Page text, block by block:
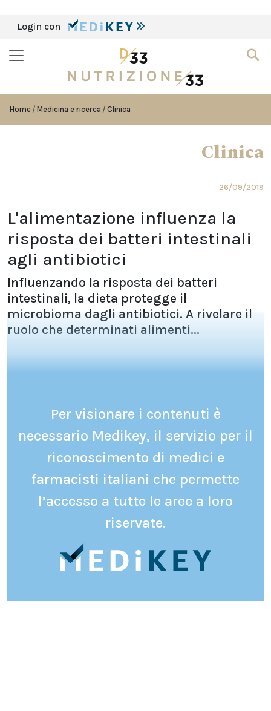
Login con
Home Medicina e ricerca Clinica
Clinica
26/09/2019
L'alimentazione influenza la
risposta dei batteri intestinali
agli antibiotici
Influenzando la risposta dei batteri
intestinali, la dieta protegge il
microbioma dagli antibiotici. A rivelare il
ruolo che determinati alimenti...
Per visionare i contenuti è
necessario Medikey, il servizio per il
riconoscimento di medici e
farmacisti italiani che permette
l’accesso a tutte le aree a loro
riservate.